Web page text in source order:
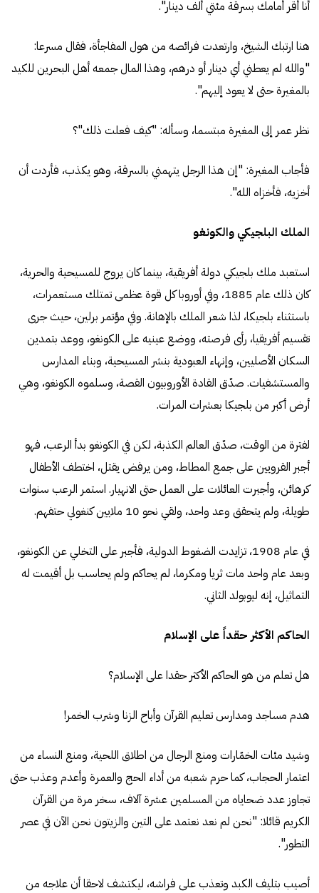
أنا أقر أمامك بسرقة مئتي ألف دينار".
هنا ارتبك الشيخ، وارتعدت فرائصه من هول المفاجأة، فقال مسرعا:
"والله لم يعطني أي دينار أو درهم، وهذا المال جمعه أهل البحرين للكيد
بالمغيرة حتى لا يعود إليهم".
نظر عمر إلى المغيرة مبتسما، وسأله: "كيف فعلت ذلك"؟
فأجاب المغيرة: "إن هذا الرجل يتهمني بالسرقة، وهو يكذب، فأردت أن
أخزيه، فأخزاه الله".
الملك البلجيكي والكونغو
استعبد ملك بلجيكي دولة أفريقية، بينما كان يروج للمسيحية والحرية،
كان ذلك عام 1885، وفي أوروبا كل قوة عظمى تمتلك مستعمرات،
باستثناء بلجيكا، لذا شعر الملك بالإهانة. وفي مؤتمر برلين، حيث جرى
تقسيم أفريقيا، رأى فرصته، ووضع عينيه على الكونغو، ووعد بتمدين
السكان الأصليين، وإنهاء العبودية بنشر المسيحية، وبناء المدارس
والمستشفيات. صدّق القادة الأوروبيون القصة، وسلموه الكونغو، وهي
أرض أكبر من بلجيكا بعشرات المرات.
لفترة من الوقت، صدّق العالم الكذبة، لكن في الكونغو بدأ الرعب، فهو
أجبر القرويين على جمع المطاط، ومن يرفض يقتل، اختطف الأطفال
كرهائن، وأجبرت العائلات على العمل حتى الانهيار. استمر الرعب سنوات
طويلة، ولم يتحقق وعد واحد، ولقي نحو 10 ملايين كنغولي حتفهم.
في عام 1908، تزايدت الضغوط الدولية، فأجبر على التخلي عن الكونغو،
وبعد عام واحد مات ثريا ومكرما، لم يحاكم ولم يحاسب بل أقيمت له
التماثيل، إنه ليوبولد الثاني.
الحاكم الأكثر حقداً على الإسلام
هل تعلم من هو الحاكم الأكثر حقدا على الإسلام؟
هدم مساجد ومدارس تعليم القرآن وأباح الزنا وشرب الخمر!
وشيد مئات الخمّارات ومنع الرجال من اطلاق اللحية، ومنع النساء من
اعتمار الحجاب، كما حرم شعبه من أداء الحج والعمرة وأعدم وعذب حتى
تجاوز عدد ضحاياه من المسلمين عشرة آلاف، سخر مرة من القرآن
الكريم قائلا: "نحن لم نعد نعتمد على التين والزيتون نحن الآن في عصر
التطور".
أصيب بتليف الكبد وتعذب على فراشه، ليكتشف لاحقا أن علاجه من